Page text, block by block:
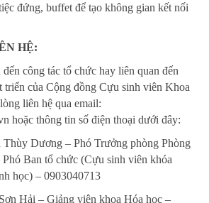
đứng, buffet để tạo không gian kết nối
HỆ:
công tác tổ chức hay liên quan đến
triển của Cộng đồng Cựu sinh viên Khoa
liên hệ qua email:
hoặc thông tin số điện thoại dưới đây:
Thùy Dương – Phó Trưởng phòng Phòng
Ban tổ chức (Cựu sinh viên khóa
học) – 0903040713
Hải – Giảng viên khoa Hóa học –